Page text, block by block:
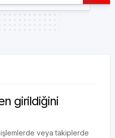
girildiğini
veya takiplerde